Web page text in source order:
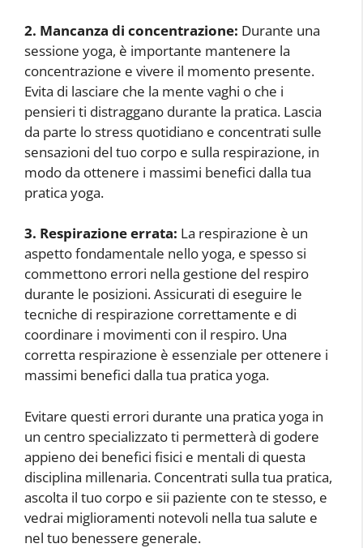
2. Mancanza di concentrazione: Durante una
sessione yoga, è importante mantenere la
concentrazione e vivere il momento presente.
Evita di lasciare che la mente vaghi o che i
pensieri ti distraggano durante la pratica. Lascia
da parte lo stress quotidiano e concentrati sulle
sensazioni del tuo corpo e sulla respirazione, in
modo da ottenere i massimi benefici dalla tua
pratica yoga.
3. Respirazione errata: La respirazione è un
aspetto fondamentale nello yoga, e spesso si
commettono errori nella gestione del respiro
durante le posizioni. Assicurati di eseguire le
tecniche di respirazione correttamente e di
coordinare i movimenti con il respiro. Una
corretta respirazione è essenziale per ottenere i
massimi benefici dalla tua pratica yoga.
Evitare questi errori durante una pratica yoga in
un centro specializzato ti permetterà di godere
appieno dei benefici fisici e mentali di questa
disciplina millenaria. Concentrati sulla tua pratica,
ascolta il tuo corpo e sii paziente con te stesso, e
vedrai miglioramenti notevoli nella tua salute e
nel tuo benessere generale.